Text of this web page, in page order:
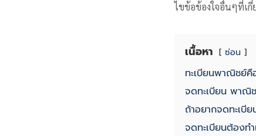
ไขข้อข้องใจอื่นๆที่เ
เนื้อหา ซ่อน
ทะเบียนพาณิชย์คื
จดทะเบียน พาณิ
ถ้าอยากจดทะเบี
จดทะเบียนต้องทำ